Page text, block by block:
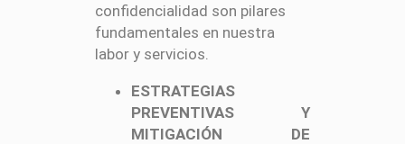
confidencialidad son pilares
fundamentales en nuestra
labor y servicios.
ESTRATEGIAS
PREVENTIVAS Y
MITIGACIÓN DE